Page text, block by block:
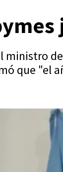
ministro
que "el